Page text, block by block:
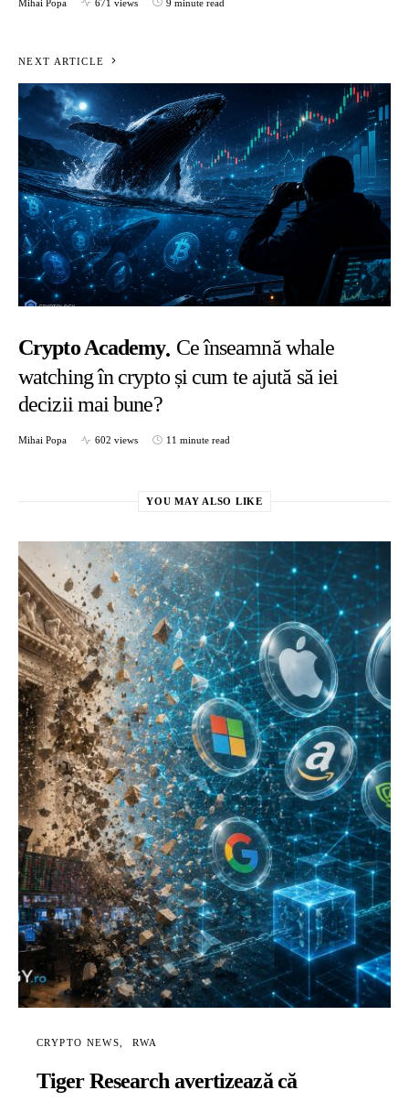
Mihai Popa 671 views 9 minute read
NEXT ARTICLE
Crypto Academy Ce înseamnă whale
watching în crypto și cum te ajută să iei
decizii mai bune?
Mihai Popa 602 views 11 minute read
YOU MAY ALSO LIKE
CRYPTO NEWS RWA
Tiger Research avertizează că